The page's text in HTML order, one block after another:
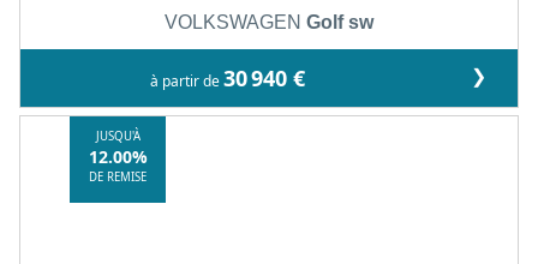
VOLKSWAGEN Golf sw
à partir de30 940 € ❯
JUSQU'À
12.00%
DE REMISE